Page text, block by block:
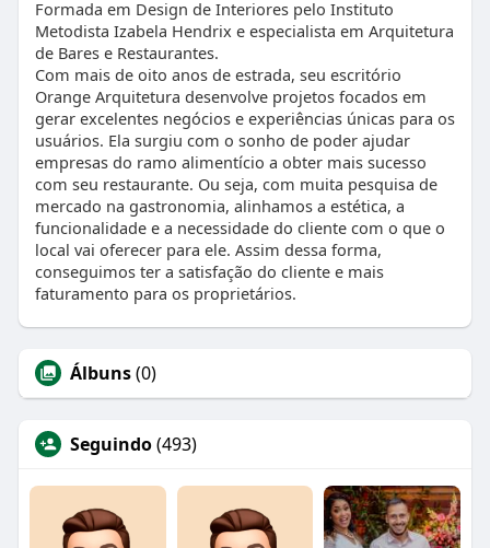
Formada em Design de Interiores pelo Instituto
Metodista Izabela Hendrix e especialista em Arquitetura
de Bares e Restaurantes.
Com mais de oito anos de estrada, seu escritório
Orange Arquitetura desenvolve projetos focados em
gerar excelentes negócios e experiências únicas para os
usuários. Ela surgiu com o sonho de poder ajudar
empresas do ramo alimentício a obter mais sucesso
com seu restaurante. Ou seja, com muita pesquisa de
mercado na gastronomia, alinhamos a estética, a
funcionalidade e a necessidade do cliente com o que o
local vai oferecer para ele. Assim dessa forma,
conseguimos ter a satisfação do cliente e mais
faturamento para os proprietários.
Álbuns(0)
Seguindo(493)